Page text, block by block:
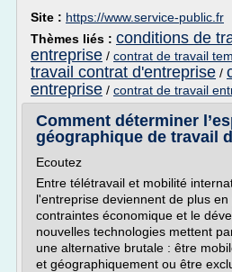
Site : https://www.service-public.fr
Thèmes liés : conditions de
entreprise / contrat de travail
travail contrat d'entreprise /
entreprise / contrat de travail
Comment déterminer
géographique de travail
Ecoutez
Entre télétravail et mobilité
l'entreprise deviennent de plus
contraintes économique et le
nouvelles technologies mettent
une alternative brutale : être
et géographiquement ou être